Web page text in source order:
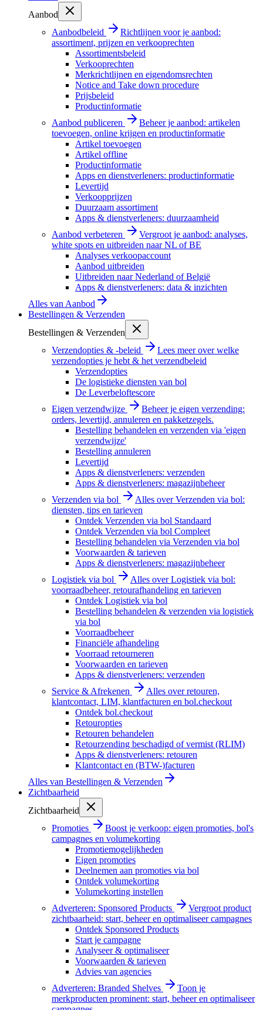
Aanbod
Aanbodbeleid
Richtlijnen voor je aanbod:
assortiment, prijzen en verkooprechten
Assortimentsbeleid
Verkooprechten
Merkrichtlijnen en eigendomsrechten
Notice and Take down procedure
Prijsbeleid
Productinformatie
Aanbod publiceren
Beheer je aanbod: artikelen
toevoegen, online krijgen en productinformatie
Artikel toevoegen
Artikel offline
Productinformatie
Apps en dienstverleners: productinformatie
Levertijd
Verkoopprijzen
Duurzaam assortiment
Apps & dienstverleners: duurzaamheid
Aanbod verbeteren
Vergroot je aanbod: analyses,
white spots en uitbreiden naar NL of BE
Analyses verkoopaccount
Aanbod uitbreiden
Uitbreiden naar Nederland of België
Apps & dienstverleners: data & inzichten
Alles van Aanbod
Bestellingen & Verzenden
Bestellingen & Verzenden
Verzendopties & -beleid
Lees meer over welke
verzendopties je hebt & het verzendbeleid
Verzendopties
De logistieke diensten van bol
De Leverbeloftescore
Eigen verzendwijze
Beheer je eigen verzending:
orders, levertijd, annuleren en pakketzegels.
Bestelling behandelen en verzenden via 'eigen
verzendwijze'
Bestelling annuleren
Levertijd
Apps & dienstverleners: verzenden
Apps & dienstverleners: magazijnbeheer
Verzenden via bol
Alles over Verzenden via bol:
diensten, tips en tarieven
Ontdek Verzenden via bol Standaard
Ontdek Verzenden via bol Compleet
Bestelling behandelen via Verzenden via bol
Voorwaarden & tarieven
Apps & dienstverleners: magazijnbeheer
Logistiek via bol
Alles over Logistiek via bol:
voorraadbeheer, retourafhandeling en tarieven
Ontdek Logistiek via bol
Bestelling behandelen & verzenden via logistiek
via bol
Voorraadbeheer
Financiële afhandeling
Voorraad retourneren
Voorwaarden en tarieven
Apps & dienstverleners: verzenden
Service & Afrekenen
Alles over retouren,
klantcontact, LIM, klantfacturen en bol.checkout
Ontdek bol.checkout
Retouropties
Retouren behandelen
Retourzending beschadigd of vermist (RLIM)
Apps & dienstverleners: retouren
Klantcontact en (BTW-)facturen
Alles van Bestellingen & Verzenden
Zichtbaarheid
Zichtbaarheid
Promoties
Boost je verkoop: eigen promoties, bol's
campagnes en volumekorting
Promotiemogelijkheden
Eigen promoties
Deelnemen aan promoties via bol
Ontdek volumekorting
Volumekorting instellen
Adverteren: Sponsored Products
Vergroot product
zichtbaarheid: start, beheer en optimaliseer campagnes
Ontdek Sponsored Products
Start je campagne
Analyseer & optimaliseer
Voorwaarden & tarieven
Advies van agencies
Adverteren: Branded Shelves
Toon je
merkproducten prominent: start, beheer en optimaliseer